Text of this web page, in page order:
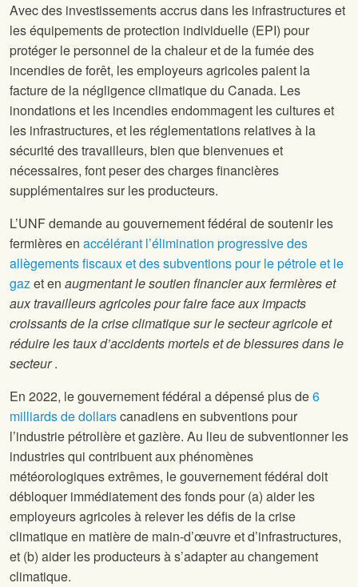
Avec des investissements accrus dans les infrastructures et
les équipements de protection individuelle (EPI) pour
protéger le personnel de la chaleur et de la fumée des
incendies de forêt, les employeurs agricoles paient la
facture de la négligence climatique du Canada. Les
inondations et les incendies endommagent les cultures et
les infrastructures, et les réglementations relatives à la
sécurité des travailleurs, bien que bienvenues et
nécessaires, font peser des charges financières
supplémentaires sur les producteurs.
L’UNF demande au gouvernement fédéral de soutenir les
fermières en accélérant l’élimination progressive des
allègements fiscaux et des subventions pour le pétrole et le
gazet en augmentant le soutien financier aux fermières et
aux travailleurs agricoles pour faire face aux impacts
croissants de la crise climatique sur le secteur agricole et
réduire les taux d’accidents mortels et de blessures dans le
secteur.
En 2022, le gouvernement fédéral a dépensé plus de6
milliards de dollarscanadiens en subventions pour
l’industrie pétrolière et gazière. Au lieu de subventionner les
industries qui contribuent aux phénomènes
météorologiques extrêmes, le gouvernement fédéral doit
débloquer immédiatement des fonds pour (a) aider les
employeurs agricoles à relever les défis de la crise
climatique en matière de main-d’œuvre et d’infrastructures,
et (b) aider les producteurs à s’adapter au changement
climatique.